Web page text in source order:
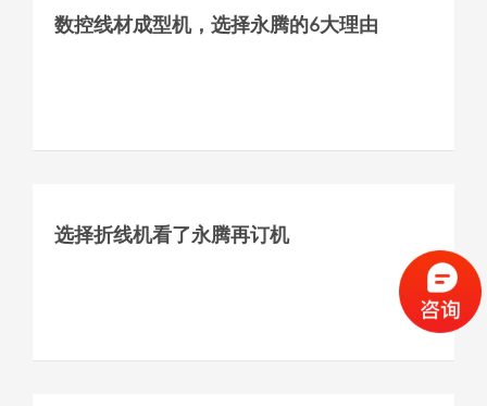
数控线材成型机，选择永腾的6大理由
选择折线机看了永腾再订机